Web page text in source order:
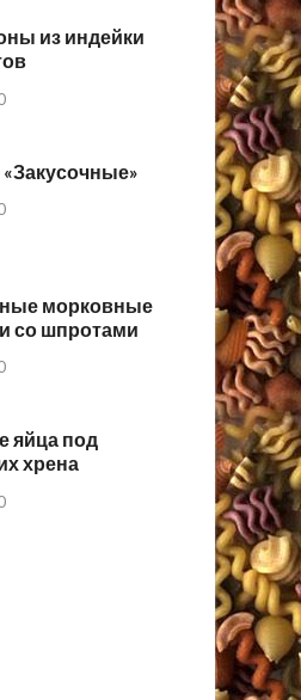
из индейки
«Закусочные»
морковные
со шпротами
яйца под
хрена